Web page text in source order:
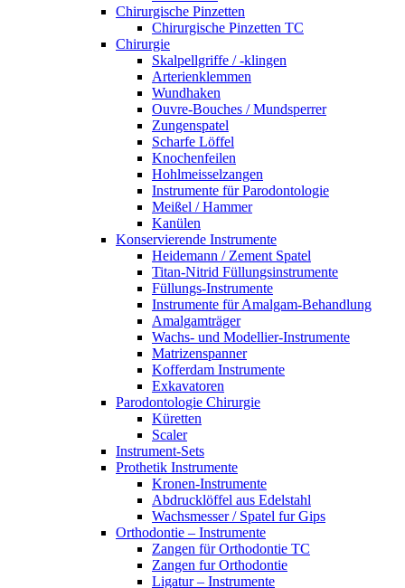
Chirurgische Pinzetten
Chirurgische Pinzetten TC
Chirurgie
Skalpellgriffe / -klingen
Arterienklemmen
Wundhaken
Ouvre-Bouches / Mundsperrer
Zungenspatel
Scharfe Löffel
Knochenfeilen
Hohlmeisselzangen
Instrumente für Parodontologie
Meißel / Hammer
Kanülen
Konservierende Instrumente
Heidemann / Zement Spatel
Titan-Nitrid Füllungsinstrumente
Füllungs-Instrumente
Instrumente für Amalgam-Behandlung
Amalgamträger
Wachs- und Modellier-Instrumente
Matrizenspanner
Kofferdam Instrumente
Exkavatoren
Parodontologie Chirurgie
Küretten
Scaler
Instrument-Sets
Prothetik Instrumente
Kronen-Instrumente
Abdrucklöffel aus Edelstahl
Wachsmesser / Spatel fur Gips
Orthodontie – Instrumente
Zangen für Orthodontie TC
Zangen fur Orthodontie
Ligatur – Instrumente